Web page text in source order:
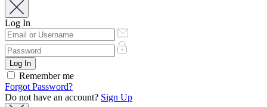
Log In
Remember me
Forgot Password?
Do not have an account? Sign Up